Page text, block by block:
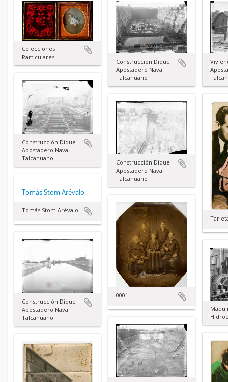
Colecciones
Particulares
Construcción Dique
Apostadero Naval
Talcahuano
Construcción Dique
Apostadero Naval
Talcahuano
Construcción Dique
Apostadero Naval
Talcahuano
Tomás Stom Arévalo
Tomás Stom Arévalo
0001
Construcción Dique
Apostadero Naval
Talcahuano